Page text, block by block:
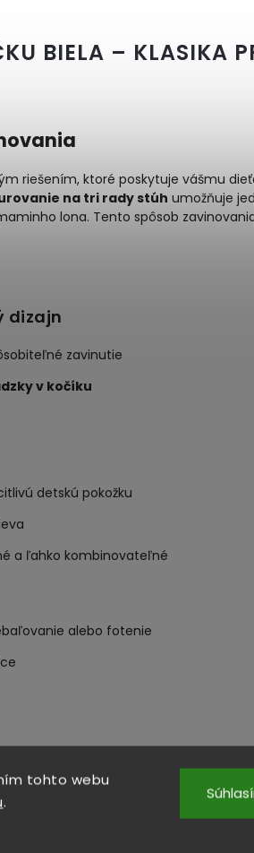
tohto webu
.
BIELA – KLASIKA
riešením, ktoré poskytuje vášmu
na tri rady stúh umožňuje
lona. Tento spôsob
dizajn
zavinutie
v kočíku
detskú pokožku
a ľahko kombinovateľné
alebo fotenie
samostatne -
vložky do